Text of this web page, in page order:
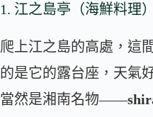
1. 江之島亭（海鮮料理
爬上江之島的高處，這
的是它的露台座，天氣
當然是湘南名物——